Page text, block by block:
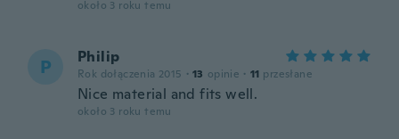
około 3 roku temu
P Philip
Rok dołączenia 2015 · 13 opinie · 11 przesłane
Nice material and fits well.
około 3 roku temu